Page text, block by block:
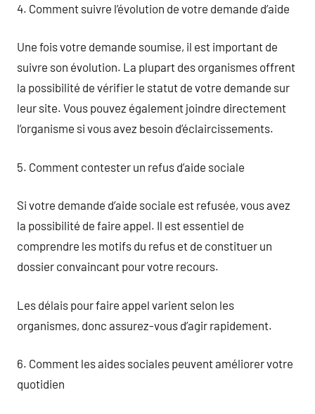
4. Comment suivre l’évolution de votre demande d’aide
Une fois votre demande soumise, il est important de
suivre son évolution. La plupart des organismes offrent
la possibilité de vérifier le statut de votre demande sur
leur site. Vous pouvez également joindre directement
l’organisme si vous avez besoin d’éclaircissements.
5. Comment contester un refus d’aide sociale
Si votre demande d’aide sociale est refusée, vous avez
la possibilité de faire appel. Il est essentiel de
comprendre les motifs du refus et de constituer un
dossier convaincant pour votre recours.
Les délais pour faire appel varient selon les
organismes, donc assurez-vous d’agir rapidement.
6. Comment les aides sociales peuvent améliorer votre
quotidien